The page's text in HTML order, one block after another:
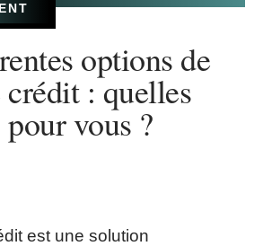
options de
crédit : quelles
vous ?
est une solution